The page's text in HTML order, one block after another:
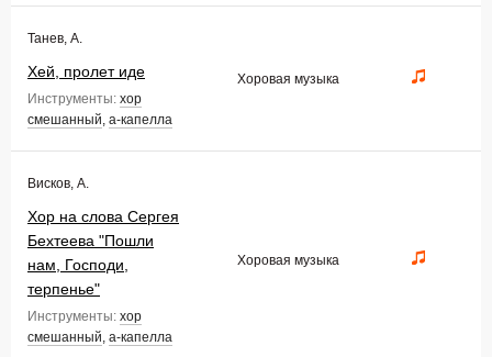
Танев, А.
Хей, пролет иде
Инструменты: хор
смешанный, а-капелла
Хоровая музыка
Висков, А.
Хор на слова Сергея
Бехтеева "Пошли
нам, Господи,
терпенье"
Инструменты: хор
смешанный, а-капелла
Хоровая музыка